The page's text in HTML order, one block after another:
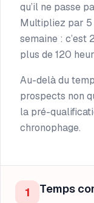
1 Temps
qu’il ne passe
Multipliez par 5
semaine : c’est
plus de 120
Au-delà du
prospects non
la pré-
chronophage.